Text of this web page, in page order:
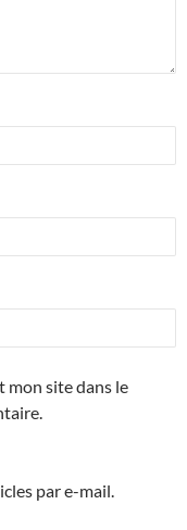
mon site dans le
par e-mail.